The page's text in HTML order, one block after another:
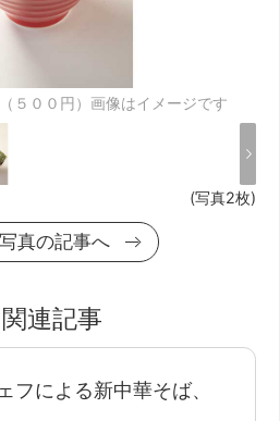
５００円）画像はイメージです
(写真2枚)
真の記事へ
関連記事
フによる新中華そば、